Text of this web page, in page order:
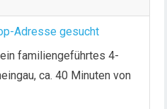
Adresse gesucht
familiengeführtes 4-
ca. 40 Minuten von